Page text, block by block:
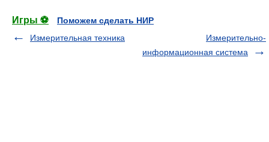
Игры ⚽
Поможем сделать НИР
Измерительная техника
Измерительно-
информационная система